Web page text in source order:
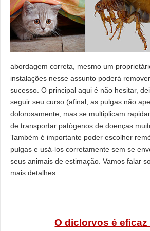
abordagem correta, mesmo um
instalações nesse assunto poderá
sucesso. O principal aqui é não hesitar,
seguir seu curso (afinal, as pulgas não
dolorosamente, mas se multiplicam
de transportar patógenos de doenças
Também é importante poder escolher
pulgas e usá-los corretamente sem se
seus animais de estimação. Vamos falar
mais detalhes...
O diclorvos é